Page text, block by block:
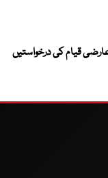
قیام کی درخواستیں